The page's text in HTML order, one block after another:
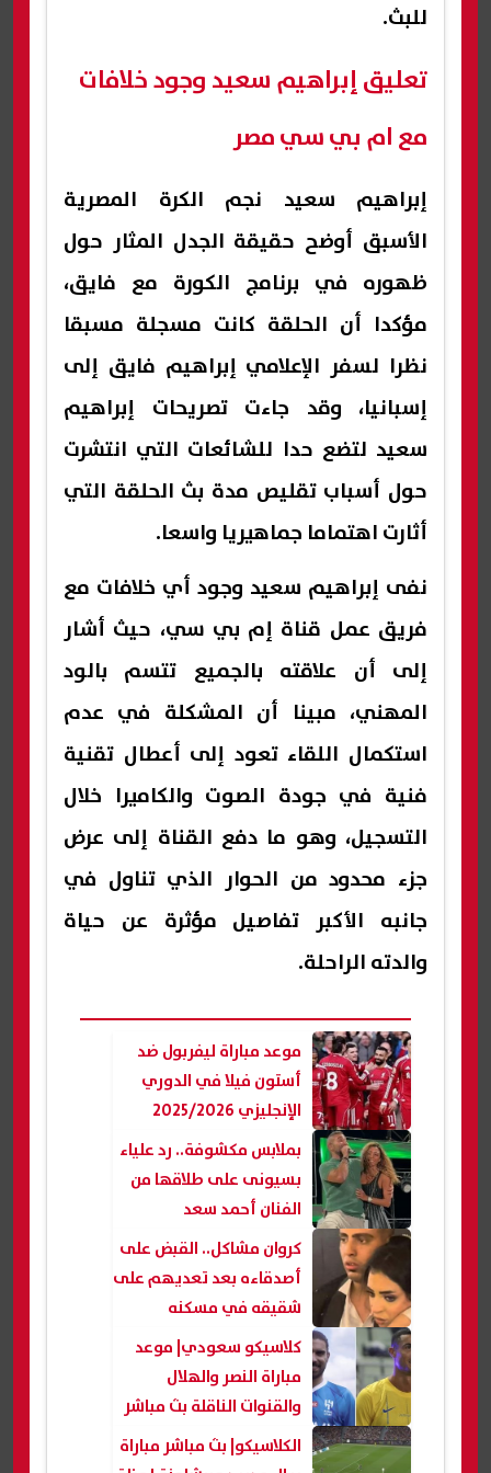
للبث.
تعليق إبراهيم سعيد وجود خلافات
مع ام بي سي مصر
إبراهيم سعيد نجم الكرة المصرية
الأسبق أوضح حقيقة الجدل المثار حول
ظهوره في برنامج الكورة مع فايق،
مؤكدا أن الحلقة كانت مسجلة مسبقا
نظرا لسفر الإعلامي إبراهيم فايق إلى
إسبانيا، وقد جاءت تصريحات إبراهيم
سعيد لتضع حدا للشائعات التي انتشرت
حول أسباب تقليص مدة بث الحلقة التي
أثارت اهتماما جماهيريا واسعا.
نفى إبراهيم سعيد وجود أي خلافات مع
فريق عمل قناة إم بي سي، حيث أشار
إلى أن علاقته بالجميع تتسم بالود
المهني، مبينا أن المشكلة في عدم
استكمال اللقاء تعود إلى أعطال تقنية
فنية في جودة الصوت والكاميرا خلال
التسجيل، وهو ما دفع القناة إلى عرض
جزء محدود من الحوار الذي تناول في
جانبه الأكبر تفاصيل مؤثرة عن حياة
والدته الراحلة.
موعد مباراة ليفربول ضد
أستون فيلا في الدوري
الإنجليزي 2025/2026
بملابس مكشوفة.. رد علياء
بسيونى على طلاقها من
الفنان أحمد سعد
كروان مشاكل.. القبض على
أصدقاءه بعد تعديهم على
شقيقه في مسكنه
كلاسيكو سعودي| موعد
مباراة النصر والهلال
والقنوات الناقلة بث مباشر
الكلاسيكو| بث مباشر مباراة